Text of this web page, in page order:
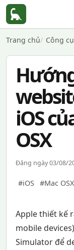
Trang chủ Công
iOS
OSX
Đăng ngày 03/08/
#iOS #Mac OSX
Apple thiết kế
mobile
Simulator để